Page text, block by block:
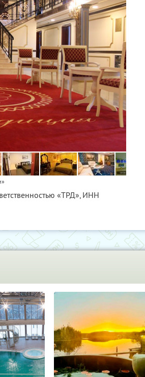
«ТРД», ИНН